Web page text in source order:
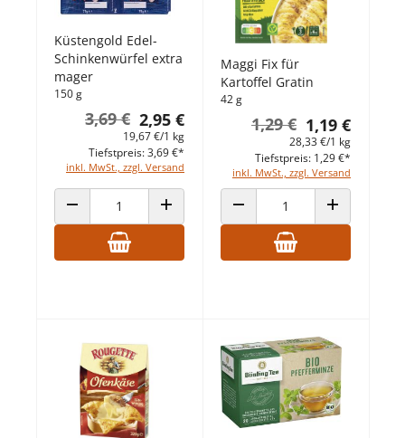
Küstengold Edel-
Schinkenwürfel extra
mager
150 g
2,95 €
3,69 €
19,67 €/1 kg
inkl. MwSt., zzgl. Versand
Tiefstpreis: 3,69 €*
ANZAHL VERRINGERNANZAHL ERHÖHEN
Maggi Fix für
Kartoffel Gratin
42 g
1,19 €
1,29 €
28,33 €/1 kg
inkl. MwSt., zzgl. Versand
Tiefstpreis: 1,29 €*
ANZAHL VERRINGERNANZAHL